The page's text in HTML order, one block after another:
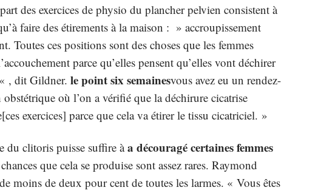
des exercices de physio du plancher pelvien consistent à
faire des étirements à la maison : » accroupissement
Toutes ces positions sont des choses que les femmes
parce qu’elles pensent qu’elles vont déchirer
, dit Gildner. le point six semainesvous avez eu un rendez-
où l’on a vérifié que la déchirure cicatrise
exercices] parce que cela va étirer le tissu cicatriciel. »
du clitoris puisse suffire àa découragé certaines femmes
que cela se produise sont assez rares. Raymond
moins de deux pour cent de toutes les larmes. « Vous êtes